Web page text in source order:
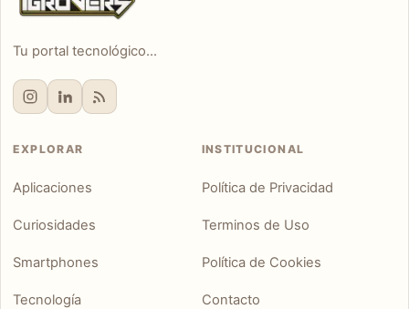
Tu portal tecnológico...
EXPLORAR
Aplicaciones
Curiosidades
Smartphones
Tecnología
INSTITUCIONAL
Política de Privacidad
Terminos de Uso
Política de Cookies
Contacto